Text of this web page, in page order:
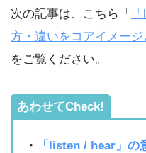
次の記事は、こちら「
方・違いをコアイメー
をご覧ください。
あわせてCheck!
・
「listen / hear」の